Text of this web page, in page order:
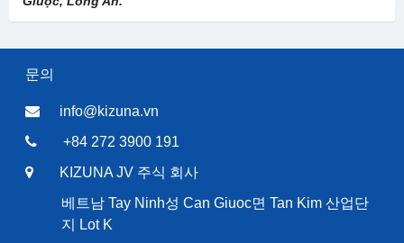
문의
info@kizuna.vn
+84 272 3900 191
KIZUNA JV 주식 회사
베트남 Tay Ninh성 Can Giuoc면 Tan Kim 산업단
지 Lot K